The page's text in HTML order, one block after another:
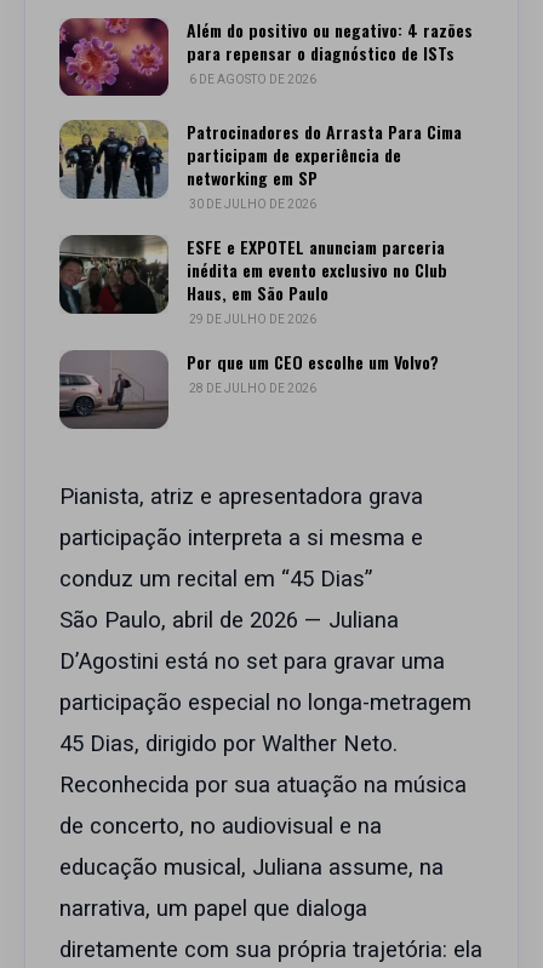
Além do positivo ou negativo: 4 razões
para repensar o diagnóstico de ISTs
6 DE AGOSTO DE 2026
Patrocinadores do Arrasta Para Cima
participam de experiência de
networking em SP
30 DE JULHO DE 2026
ESFE e EXPOTEL anunciam parceria
inédita em evento exclusivo no Club
Haus, em São Paulo
29 DE JULHO DE 2026
Por que um CEO escolhe um Volvo?
28 DE JULHO DE 2026
Pianista, atriz e apresentadora grava
participação interpreta a si mesma e
conduz um recital em “45 Dias”
São Paulo, abril de 2026 — Juliana
D’Agostini está no set para gravar uma
participação especial no longa-metragem
45 Dias, dirigido por Walther Neto.
Reconhecida por sua atuação na música
de concerto, no audiovisual e na
educação musical, Juliana assume, na
narrativa, um papel que dialoga
diretamente com sua própria trajetória: ela